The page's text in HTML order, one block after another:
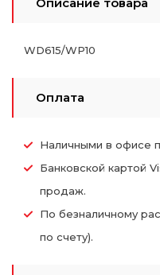
WD615/WP10
Оплата
Наличными в офисе
Банковской картой
продаж.
По безналичному
по счету).